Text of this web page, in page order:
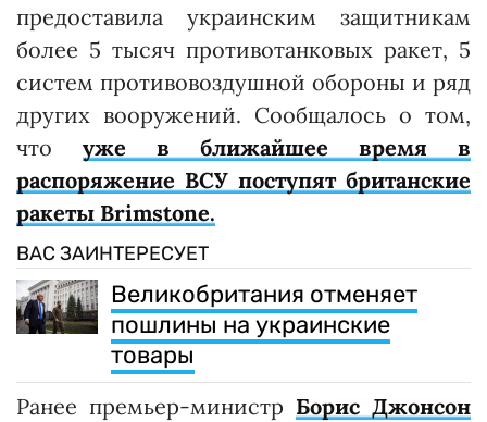
предоставила украинским защитникам
более 5 тысяч противотанковых ракет, 5
систем противовоздушной обороны и ряд
других вооружений. Сообщалось о том,
что уже в ближайшее время в
распоряжение ВСУ поступят британские
ракеты Brimstone.
ВАС ЗАИНТЕРЕСУЕТ
Великобритания отменяет
пошлины на украинские
товары
Ранее премьер-министр Борис Джонсон